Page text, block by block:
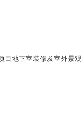
地下室装修及室外景
：1214.1